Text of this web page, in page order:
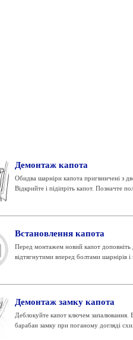
Демонтаж капота
Обидва шарніри капота пригвинчені з
Відкрийте і підіпріть капот. Позначте
Встановлення капота
Перед монтажем новий капот доповніть
відтягнутими вперед болтами шарнірів і
Демонтаж замку капота
Деблокуйте капот ключем запалювання.
барабан замку при поганому догляді